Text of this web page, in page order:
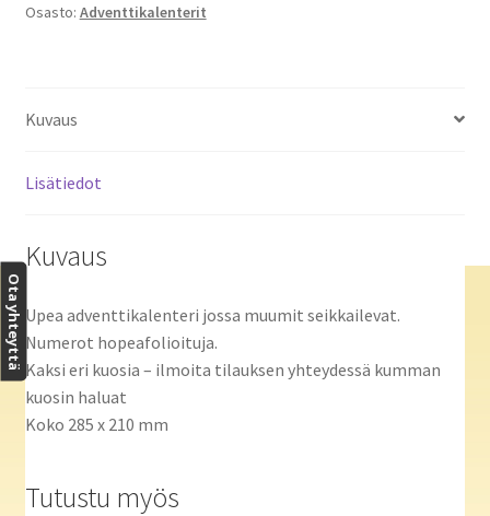
Osasto: Adventtikalenterit
Kuvaus
Lisätiedot
Kuvaus
Upea adventtikalenteri jossa muumit seikkailevat.
Numerot hopeafolioituja.
Kaksi eri kuosia – ilmoita tilauksen yhteydessä kumman
kuosin haluat
Koko 285 x 210 mm
Tutustu myös
Ota yhteyttä